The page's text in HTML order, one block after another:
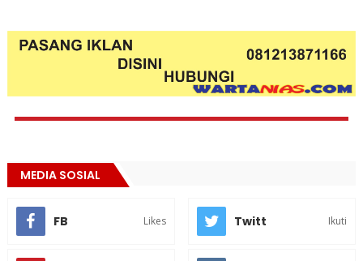
MEDIA SOSIAL
FB Likes Twitt Ikuti